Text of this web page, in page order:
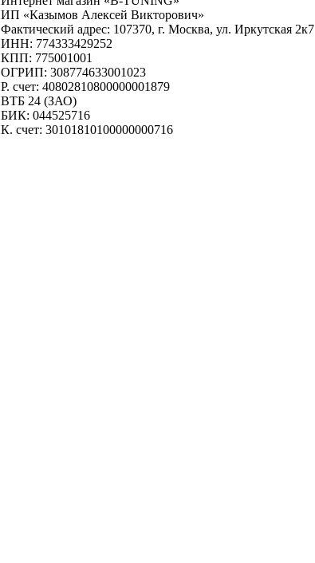
ИП «Казымов Алексей Викторович»
Фактический адрес: 107370, г. Москва, ул. Иркутская 2к7
ИНН: 774333429252
КПП: 775001001
ОГРИП: 308774633001023
Р. счет: 40802810800000001879
ВТБ 24 (ЗАО)
БИК: 044525716
К. счет: 30101810100000000716